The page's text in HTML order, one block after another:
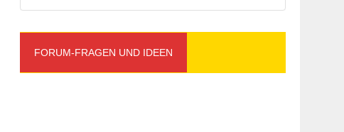
FORUM-FRAGEN UND IDEEN